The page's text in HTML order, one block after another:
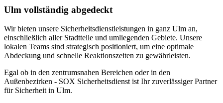
Ulm vollständig abgedeckt
Wir bieten unsere Sicherheitsdienstleistungen in ganz Ulm an,
einschließlich aller Stadtteile und umliegenden Gebiete. Unsere
lokalen Teams sind strategisch positioniert, um eine optimale
Abdeckung und schnelle Reaktionszeiten zu gewährleisten.
Egal ob in den zentrumsnahen Bereichen oder in den
Außenbezirken - SOX Sicherheitsdienst ist Ihr zuverlässiger Partner
für Sicherheit in Ulm.